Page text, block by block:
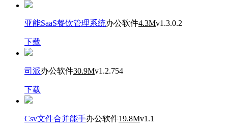
亚能SaaS餐饮管理系统办公软件4.3Mv1.3.0.2
下载
司派办公软件30.9Mv1.2.754
下载
Csv文件合并能手办公软件19.8Mv1.1